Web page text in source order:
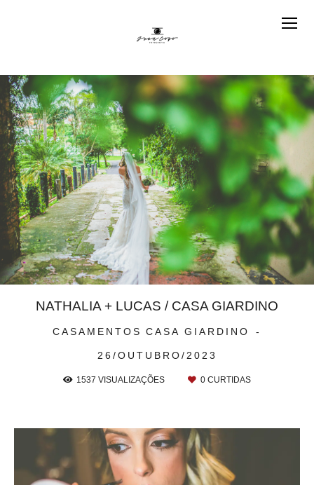
CASAMENTOS CASA GIARDINO
26/OUTUBRO/2023
NATHALIA + LUCAS / CASA GIARDINO
1537 VISUALIZAÇÕES 0 CURTIDAS